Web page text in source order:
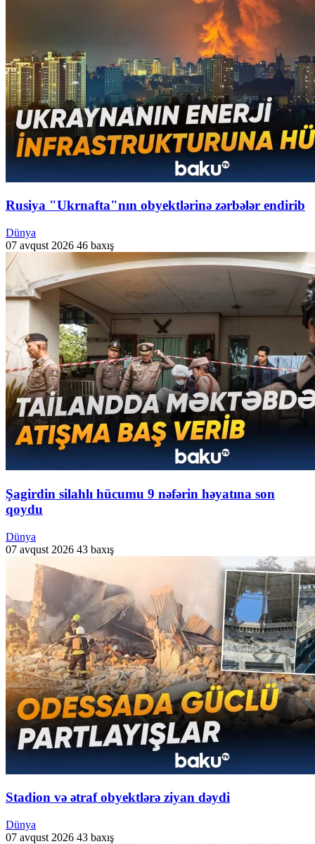
Rusiya "Ukrnafta"nın obyektlərinə zərbələr endirib
Dünya
07 avqust 2026 46 baxış
Şagirdin silahlı hücumu 9 nəfərin həyatına son
qoydu
Dünya
07 avqust 2026 43 baxış
Stadion və ətraf obyektlərə ziyan dəydi
Dünya
07 avqust 2026 43 baxış